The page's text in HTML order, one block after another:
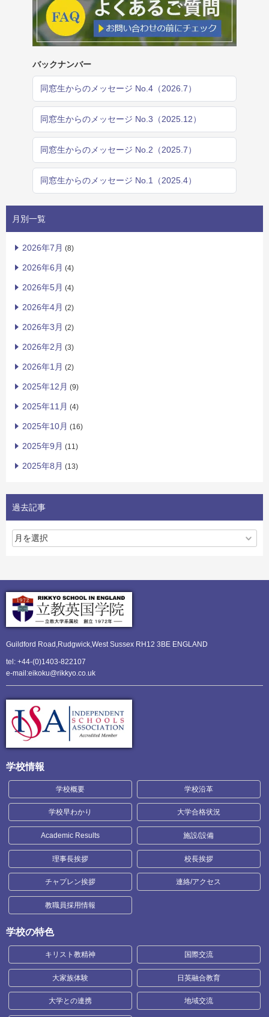
バックナンバー
同窓生からのメッセージ No.4（2026.7）
同窓生からのメッセージ No.3（2025.12）
同窓生からのメッセージ No.2（2025.7）
同窓生からのメッセージ No.1（2025.4）
月別一覧
2026年7月 (8)
2026年6月 (4)
2026年5月 (4)
2026年4月 (2)
2026年3月 (2)
2026年2月 (3)
2026年1月 (2)
2025年12月 (9)
2025年11月 (4)
2025年10月 (16)
2025年9月 (11)
2025年8月 (13)
過去記事
Guildford Road,Rudgwick,West Sussex RH12 3BE ENGLAND
tel: +44-(0)1403-822107
e-mail:eikoku@rikkyo.co.uk
学校情報
学校概要 学校沿革
学校早わかり 大学合格状況
Academic Results 施設/設備
理事長挨拶 校長挨拶
チャプレン挨拶 連絡/アクセス
教職員採用情報
学校の特色
キリスト教精神 国際交流
大家族体験 日英融合教育
大学との連携 地域交流